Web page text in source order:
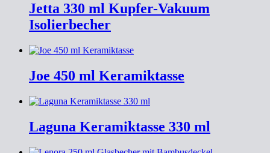
Jetta 330 ml Kupfer-Vakuum
Isolierbecher
Joe 450 ml Keramiktasse
Laguna Keramiktasse 330 ml